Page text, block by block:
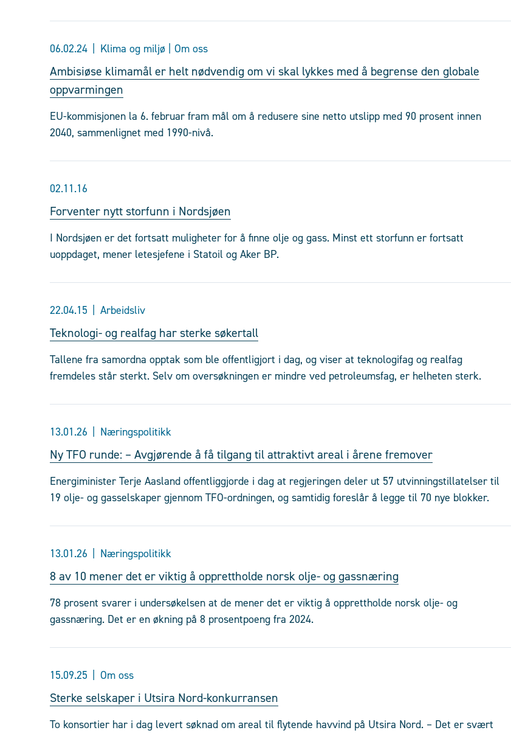
06.02.24 Klima og miljø | Om oss
Ambisiøse klimamål er helt nødvendig om vi skal lykkes med å begrense den globale
oppvarmingen
EU-kommisjonen la 6. februar fram mål om å redusere sine netto utslipp med 90 prosent innen
2040, sammenlignet med 1990-nivå.
02.11.16
Forventer nytt storfunn i Nordsjøen
I Nordsjøen er det fortsatt muligheter for å finne olje og gass. Minst ett storfunn er fortsatt
uoppdaget, mener letesjefene i Statoil og Aker BP.
22.04.15 Arbeidsliv
Teknologi- og realfag har sterke søkertall
Tallene fra samordna opptak som ble offentligjort i dag, og viser at teknologifag og realfag
fremdeles står sterkt. Selv om oversøkningen er mindre ved petroleumsfag, er helheten sterk.
13.01.26 Næringspolitikk
Ny TFO runde: – Avgjørende å få tilgang til attraktivt areal i årene fremover
Energiminister Terje Aasland offentliggjorde i dag at regjeringen deler ut 57 utvinningstillatelser til
19 olje- og gasselskaper gjennom TFO-ordningen, og samtidig foreslår å legge til 70 nye blokker.
13.01.26 Næringspolitikk
8 av 10 mener det er viktig å opprettholde norsk olje- og gassnæring
78 prosent svarer i undersøkelsen at de mener det er viktig å opprettholde norsk olje- og
gassnæring. Det er en økning på 8 prosentpoeng fra 2024.
15.09.25 Om oss
Sterke selskaper i Utsira Nord-konkurransen
To konsortier har i dag levert søknad om areal til flytende havvind på Utsira Nord. – Det er svært